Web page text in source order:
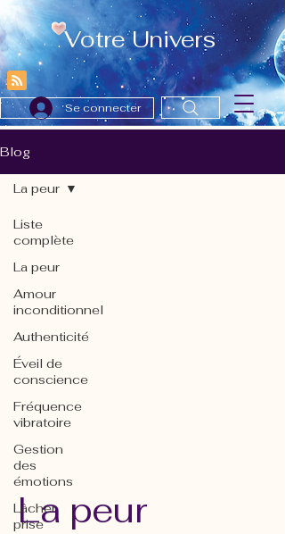
Votre Univers
Se connecter
Blog
Liste
complète
La peur
Amour
inconditionnel
Authenticité
Éveil de
conscience
Fréquence
vibratoire
Gestion
des
émotions
Lâcher
prise
La peur
La peur